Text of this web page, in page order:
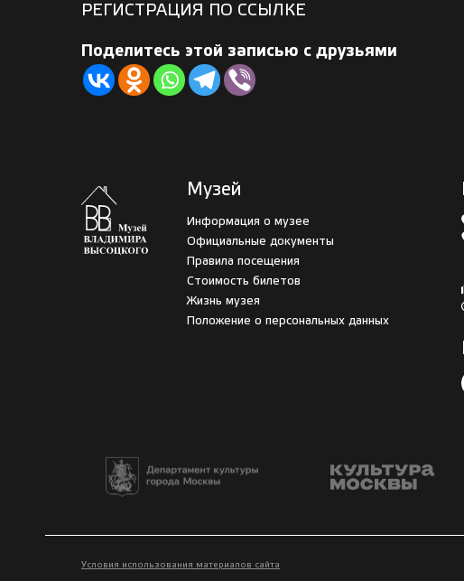
РЕГИСТРАЦИЯ ПО ССЫЛКЕ
Поделитесь этой записью с друзьями
Музей
Информация о музее
Официальные документы
Правила посещения
Стоимость билетов
Жизнь музея
Положение о персональных данных
Условия использования материалов сайта